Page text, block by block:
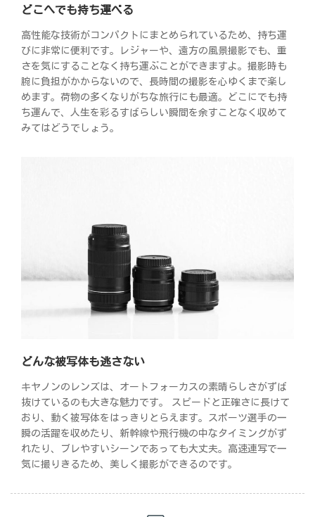
どこへでも持ち運べる
高性能な技術がコンパクトにまとめられているため、持ち運
びに非常に便利です。レジャーや、遠方の風景撮影でも、重
さを気にすることなく持ち運ぶことができますよ。撮影時も
腕に負担がかからないので、長時間の撮影を心ゆくまで楽し
めます。荷物の多くなりがちな旅行にも最適。どこにでも持
ち運んで、人生を彩るすばらしい瞬間を余すことなく収めて
みてはどうでしょう。
どんな被写体も逃さない
キヤノンのレンズは、オートフォーカスの素晴らしさがずば
抜けているのも大きな魅力です。 スピードと正確さに長けて
おり、動く被写体をはっきりとらえます。スポーツ選手の一
瞬の活躍を収めたり、新幹線や飛行機の中なタイミングがず
れたり、ブレやすいシーンであっても大丈夫。高速連写で一
気に撮りきるため、美しく撮影ができるのです。